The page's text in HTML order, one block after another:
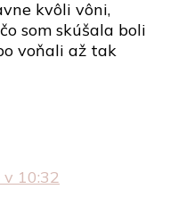
kvôli vôni,
som skúšala boli
voňali až tak
10:32